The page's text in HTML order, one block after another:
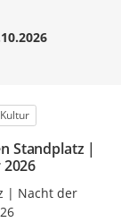
Standplatz |
| Nacht der